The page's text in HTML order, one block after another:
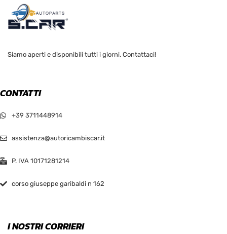
Siamo aperti e disponibili tutti i giorni. Contattaci!
CONTATTI
+39 3711448914
assistenza@autoricambiscar.it
P. IVA 10171281214
corso giuseppe garibaldi n 162
I NOSTRI CORRIERI